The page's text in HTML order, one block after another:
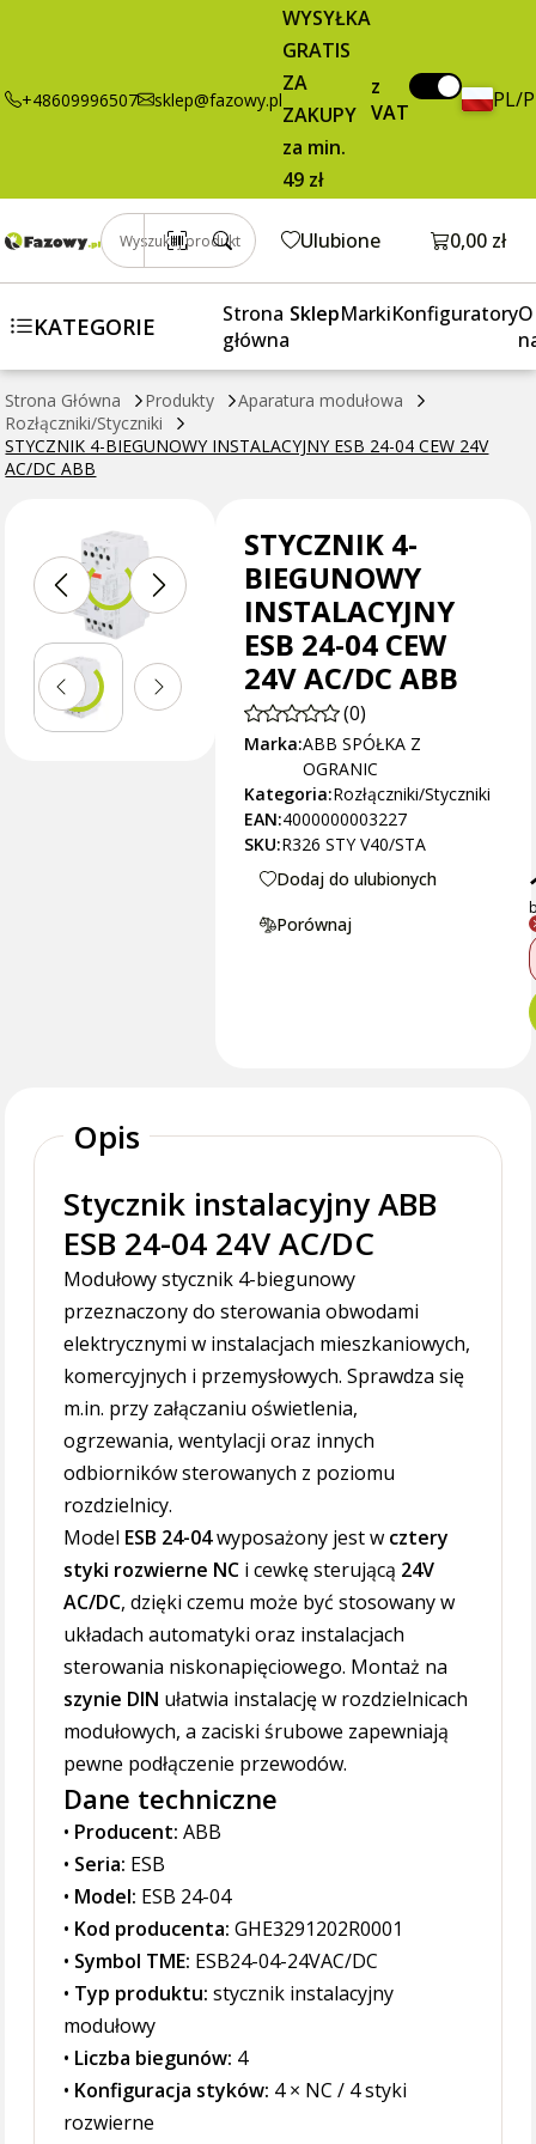
+48609996507 sklep@fazowy.pl
WYSYŁKA
GRATIS
ZA
ZAKUPY
za min.
49 zł
z
VAT
PL/
Wyszukaj produkt Ulubione Otwórz
0,00 zł
KATEGORIE
Strona
główna
SklepMarkiKonfiguratoryO
Strona Główna Produkty
Aparatura modułowa
Rozłączniki/Styczniki
STYCZNIK 4-BIEGUNOWY INSTALACYJNY ESB 24-04 CEW 24V
AC/DC ABB
ESB 24-04 CEW
24V AC/DC
125,53 zł
brutto / szt. Dodaj do koszyka
STYCZNIK 4-
BIEGUNOWY
INSTALACYJNY
ESB 24-04 CEW
24V AC/DC ABB
(0)
Marka:ABB SPÓŁKA Z
OGRANIC
Kategoria:Rozłączniki/Styczniki
EAN:4000000003227
SKU:R326 STY V40/STA
Dodaj do ulubionych
Porównaj
Opis
Stycznik instalacyjny ABB
ESB 24-04 24V AC/DC
Modułowy stycznik 4-biegunowy
przeznaczony do sterowania obwodami
elektrycznymi w instalacjach mieszkaniowych,
komercyjnych i przemysłowych. Sprawdza się
m.in. przy załączaniu oświetlenia,
ogrzewania, wentylacji oraz innych
odbiorników sterowanych z poziomu
rozdzielnicy.
Model ESB 24-04wyposażony jest w cztery
styki rozwierne NC i cewkę sterującą 24V
AC/DC, dzięki czemu może być stosowany w
układach automatyki oraz instalacjach
sterowania niskonapięciowego. Montaż na
szynie DIN ułatwia instalację w rozdzielnicach
modułowych, a zaciski śrubowe zapewniają
pewne podłączenie przewodów.
Dane techniczne
• Producent: ABB
• Seria: ESB
• Model: ESB 24-04
• Kod producenta: GHE3291202R0001
• Symbol TME: ESB24-04-24VAC/DC
• Typ produktu: stycznik instalacyjny
modułowy
• Liczba biegunów: 4
• Konfiguracja styków: 4 × NC / 4 styki
rozwierne